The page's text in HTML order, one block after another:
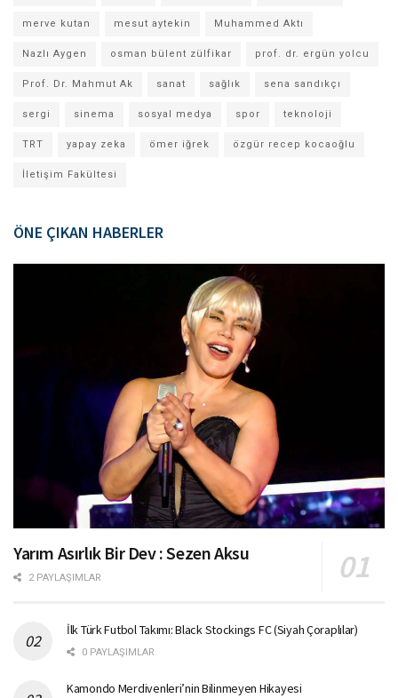
merve kutan mesut aytekin Muhammed Aktı
Nazlı Aygen osman bülent zülfikar prof. dr. ergün yolcu
Prof. Dr. Mahmut Ak sanat sağlık sena sandıkçı
sergi sinema sosyal medya spor teknoloji
TRT yapay zeka ömer iğrek özgür recep kocaoğlu
İletişim Fakültesi
ÖNE ÇIKAN HABERLER
Yarım Asırlık Bir Dev : Sezen Aksu
2 PAYLAŞIMLAR
İlk Türk Futbol Takımı: Black Stockings FC (Siyah Çoraplılar)
0 PAYLAŞIMLAR
Kamondo Merdivenleri’nin Bilinmeyen Hikayesi